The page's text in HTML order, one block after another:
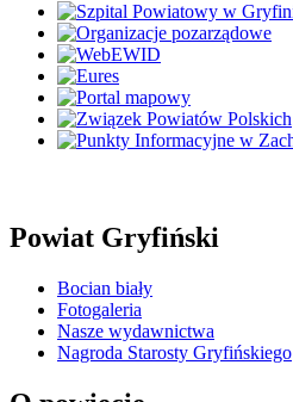
Powiat Gryfiński
Bocian biały
Fotogaleria
Nasze wydawnictwa
Nagroda Starosty Gryfińskiego